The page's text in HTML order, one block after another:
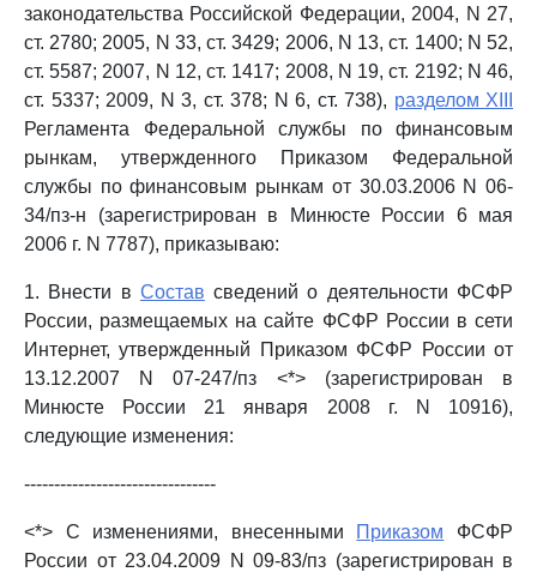
законодательства Российской Федерации, 2004, N 27,
ст. 2780; 2005, N 33, ст. 3429; 2006, N 13, ст. 1400; N 52,
ст. 5587; 2007, N 12, ст. 1417; 2008, N 19, ст. 2192; N 46,
ст. 5337; 2009, N 3, ст. 378; N 6, ст. 738), разделом XIII
Регламента Федеральной службы по финансовым
рынкам, утвержденного Приказом Федеральной
службы по финансовым рынкам от 30.03.2006 N 06-
34/пз-н (зарегистрирован в Минюсте России 6 мая
2006 г. N 7787), приказываю:
1. Внести в Состав сведений о деятельности ФСФР
России, размещаемых на сайте ФСФР России в сети
Интернет, утвержденный Приказом ФСФР России от
13.12.2007 N 07-247/пз <*> (зарегистрирован в
Минюсте России 21 января 2008 г. N 10916),
следующие изменения:
--------------------------------
<*> С изменениями, внесенными Приказом ФСФР
России от 23.04.2009 N 09-83/пз (зарегистрирован в